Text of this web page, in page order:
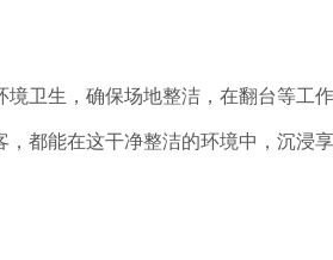
卫生，确保场地整洁，在翻台等
都能在这干净整洁的环境中，沉浸享